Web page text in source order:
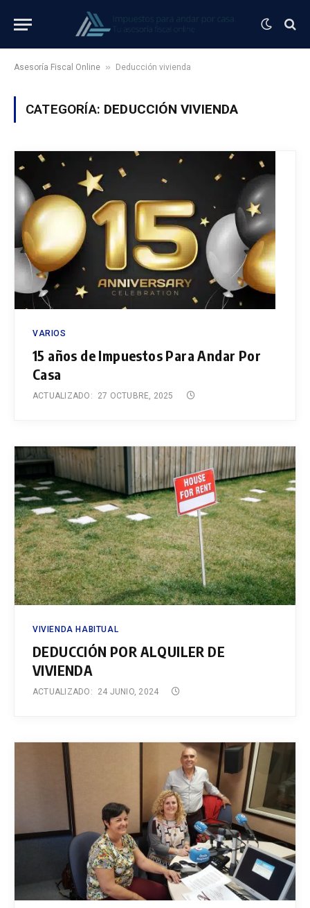
Asesoría Fiscal Online » Deducción vivienda
CATEGORÍA: DEDUCCIÓN VIVIENDA
VARIOS
15 años de Impuestos Para Andar Por
Casa
ACTUALIZADO: 27 OCTUBRE, 2025
VIVIENDA HABITUAL
DEDUCCIÓN POR ALQUILER DE
VIVIENDA
ACTUALIZADO: 24 JUNIO, 2024